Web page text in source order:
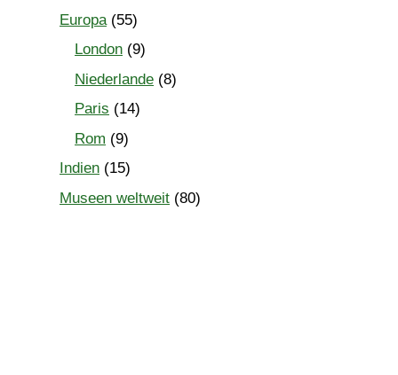
Europa (55)
London (9)
Niederlande (8)
Paris (14)
Rom (9)
Indien (15)
Museen weltweit (80)